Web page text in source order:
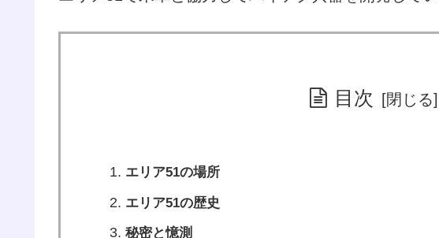
目次
エリア51の場所
エリア51の歴史
秘密と憶測